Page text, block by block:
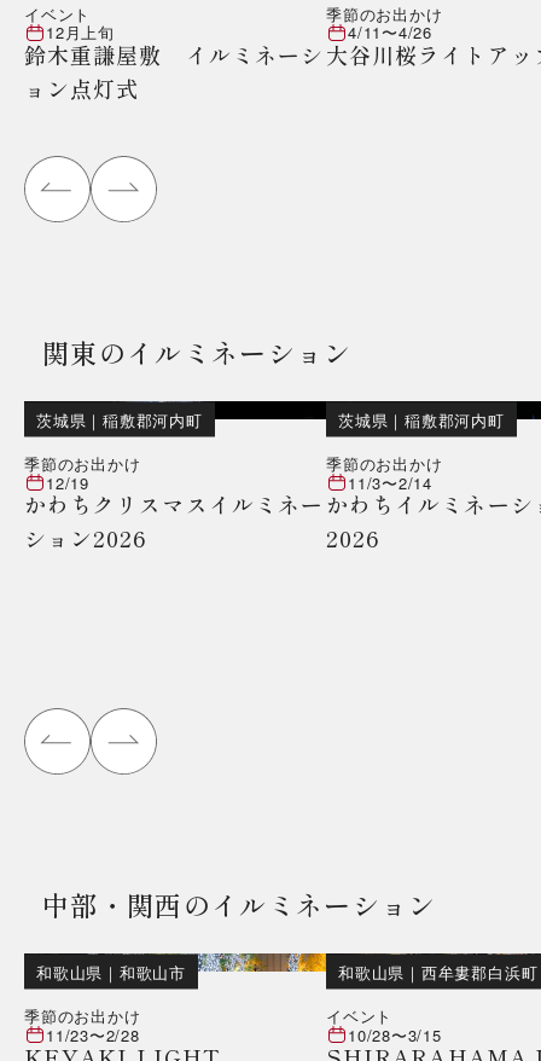
イベント
12月上旬
鈴木重謙屋敷 イルミネーシ
ョン点灯式
季節のお出かけ
4/11〜4/26
大谷川桜ライトアッ
関東のイルミネーション
茨城県 ｜稲敷郡河内町
季節のお出かけ
12/19
かわちクリスマスイルミネー
ション2026
茨城県 ｜稲敷郡河内町
季節のお出かけ
11/3〜2/14
かわちイルミネーシ
2026
中部・関西のイルミネーション
和歌山県 ｜ 和歌山市
季節のお出かけ
11/23〜2/28
和歌山県 ｜ 西牟婁郡白浜町
イベント
10/28〜3/15